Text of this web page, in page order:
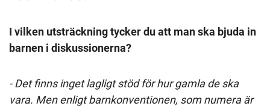
I vilken utsträckning tycker du att man ska bjuda in
barnen i diskussionerna?
- Det finns inget lagligt stöd för hur gamla de ska
vara. Men enligt barnkonventionen, som numera är